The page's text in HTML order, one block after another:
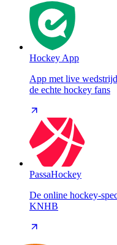
Hockey App
App met live
de echte hockey fans
PassaHockey
De online hockey-
KNHB